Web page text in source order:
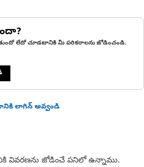
లేదో చూడటానికి మీ పరికరాలను జోడించండి.
లాగిన్ అవ్వండి
వివరణను జోడించే పనిలో ఉన్నాము.